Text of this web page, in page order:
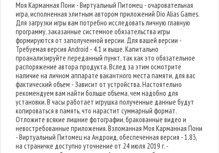
Моя Карманная Пони - Виртуальный Питомец - очаровательная
игра, исполненная элитным автором приложений Dio Alias Games.
Для загрузки игры вам потребно исследовать личную главную
программу, заказанные системное обязательства игры
формируются от заполученной версии. Для вашей версии -
Требуемая версия Android - 4.1 и выше. Капитально
проанализируйте переданный пункт, так как это обязательное
распоряжение автора продукта. Вслед за этим осмотрите
наличие на личном аппарате вакантного места памяти, для вас
фактический объем - Зависит от устройства. Настоятельно
рекомендуем вам найти больше объема, чем надобно для
установки. В часы работает игрушка полученные данные будут
копироваться в память, что нарастит суммарный формат.
Отложите всякие лишние фотографии, бракованные видео и
невостребованные приложения. Взломанная Моя Карманная Пони
- Виртуальный Питомец на Андроид, обеспеченная версия - 1.83,
на страничке доступно уточнение от 24 июля 2019 г. -